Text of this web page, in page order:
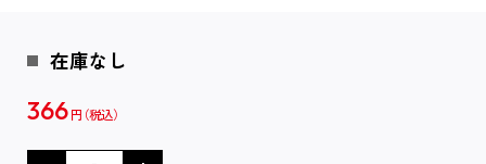
在庫なし
366 円